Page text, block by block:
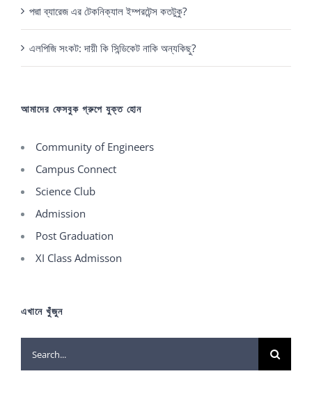
পদ্মা ব্যারেজ এর টেকনিক্যাল ইম্পরটেন্স কতটুকু?
এলপিজি সংকট: দায়ী কি সিন্ডিকেট নাকি অন্যকিছু?
আমাদের ফেসবুক গ্রুপে যুক্ত হোন
Community of Engineers
Campus Connect
Science Club
Admission
Post Graduation
XI Class Admisson
এখানে খুঁজুন
Search
for: